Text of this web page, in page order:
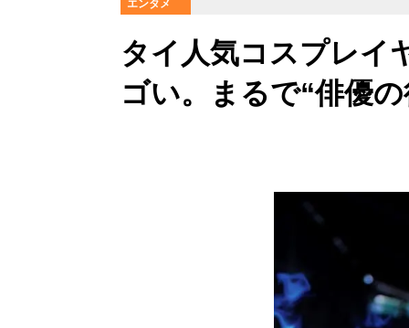
エンタメ
タイ人気コスプレイ
ゴい。まるで“俳優